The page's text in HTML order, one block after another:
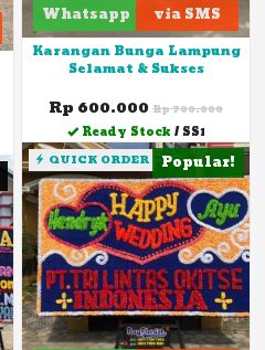
Whatsapp via SMS
Karangan Bunga Lampung
Selamat & Sukses
Rp 600.000Rp 700.000
Ready Stock / SS1
Popular!
QUICK ORDER